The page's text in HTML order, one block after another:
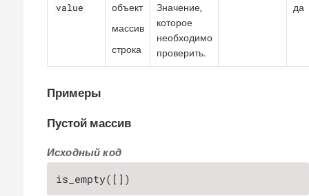
value
объект
массив
строка
Значение,
которое
необходимо
проверить.
да
Примеры
Пустой массив
Исходный код
is_empty([])